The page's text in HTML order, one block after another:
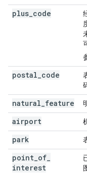
plus code
postal code
natural feature
airport
park
point of
interest